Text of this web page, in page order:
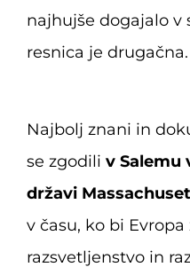
najhujše dogajalo v
resnica je drugačna.
Najbolj znani in
se zgodili v Salemu
državi
v času, ko bi
razsvetljenstvo in